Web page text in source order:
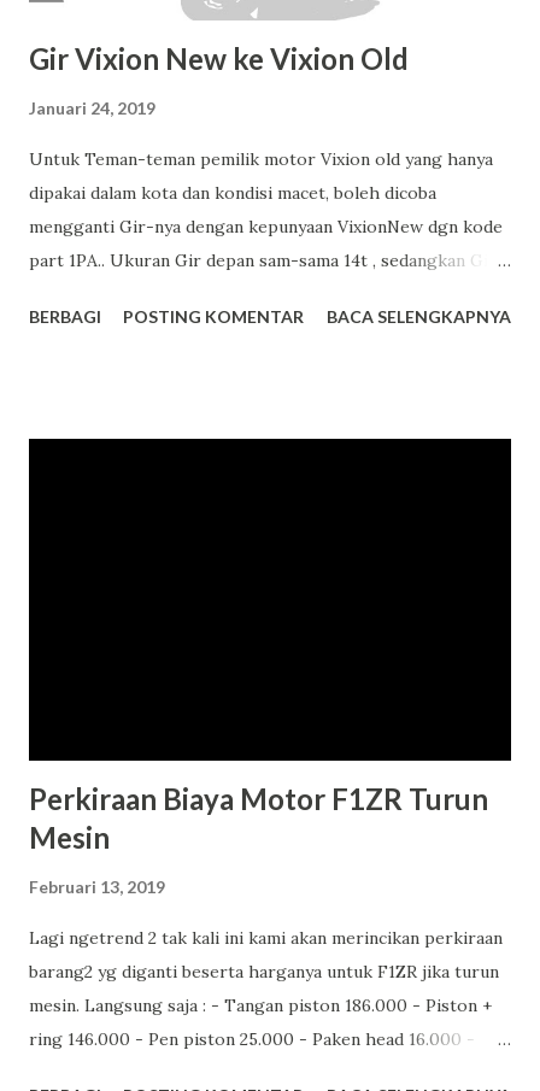
Gir Vixion New ke Vixion Old
Januari 24, 2019
Untuk Teman-teman pemilik motor Vixion old yang hanya
dipakai dalam kota dan kondisi macet, boleh dicoba
mengganti Gir-nya dengan kepunyaan VixionNew dgn kode
part 1PA.. Ukuran Gir depan sam-sama 14t , sedangkan Gir
yang lebih besar 1 mata maka tarikan awal lebih yahudd dan
BERBAGI POSTING KOMENTAR BACA SELENGKAPNYA
Perkiraan Biaya Motor F1ZR Turun
Mesin
Februari 13, 2019
Lagi ngetrend 2 tak kali ini kami akan merincikan perkiraan
barang2 yg diganti beserta harganya untuk F1ZR jika turun
mesin. Langsung saja : - Tangan piston 186.000 - Piston +
ring 146.000 - Pen piston 25.000 - Paken head 16.000 -